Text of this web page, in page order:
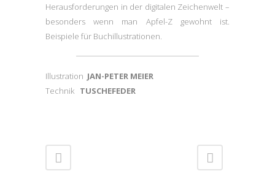
Herausforderungen in der digitalen Zeichenwelt –
besonders wenn man Apfel-Z gewohnt ist.
Beispiele für Buchillustrationen.
Illustration JAN-PETER MEIER
Technik TUSCHEFEDER